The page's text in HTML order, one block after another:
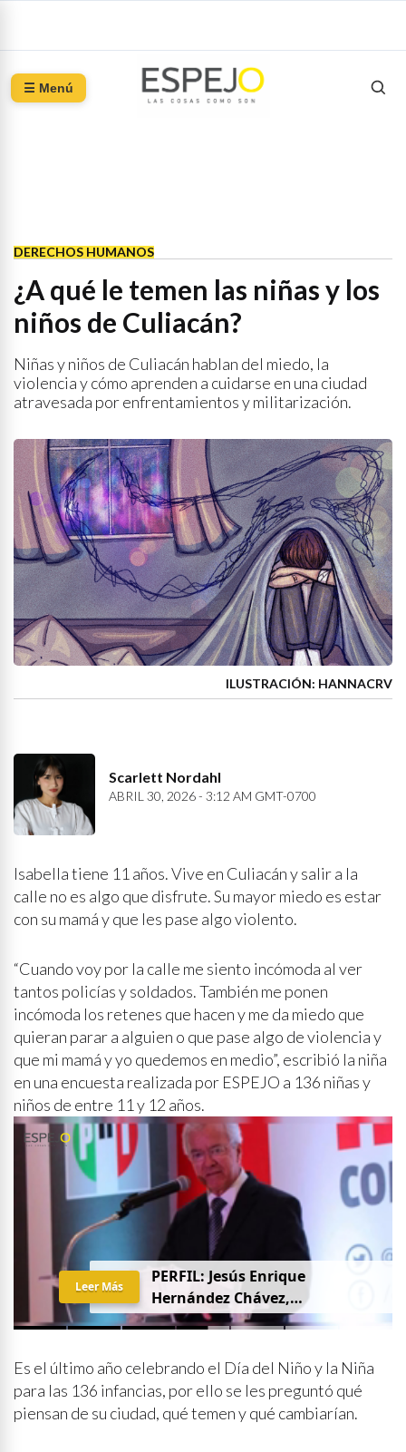
☰ Menú
DERECHOS HUMANOS
¿A qué le temen las niñas y los
niños de Culiacán?
Niñas y niños de Culiacán hablan del miedo, la
violencia y cómo aprenden a cuidarse en una ciudad
atravesada por enfrentamientos y militarización.
ILUSTRACIÓN: HANNACRV
Scarlett Nordahl
ABRIL 30, 2026 - 3:12 AM GMT-0700
Isabella tiene 11 años. Vive en Culiacán y salir a la
calle no es algo que disfrute. Su mayor miedo es estar
con su mamá y que les pase algo violento.
“Cuando voy por la calle me siento incómoda al ver
tantos policías y soldados. También me ponen
incómoda los retenes que hacen y me da miedo que
quieran parar a alguien o que pase algo de violencia y
que mi mamá y yo quedemos en medio”, escribió la niña
en una encuesta realizada por ESPEJO a 136 niñas y
niños de entre 11 y 12 años.
PERFIL: Jesús Enrique
Hernández Chávez,
“Chuquiqui”
Leer Más
Es el último año celebrando el Día del Niño y la Niña
para las 136 infancias, por ello se les preguntó qué
piensan de su ciudad, qué temen y qué cambiarían.